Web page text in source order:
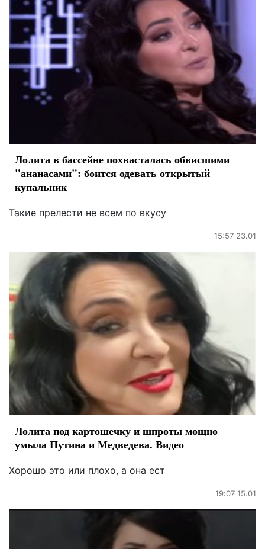
Лолита в бассейне похвасталась обвисшими
"ананасами": боится одевать открытый
купальник
Такие прелести не всем по вкусу
15:57 23.01
Лолита под картошечку и шпроты мощно
умыла Путина и Медведева. Видео
Хорошо это или плохо, а она ест
19:07 15.01